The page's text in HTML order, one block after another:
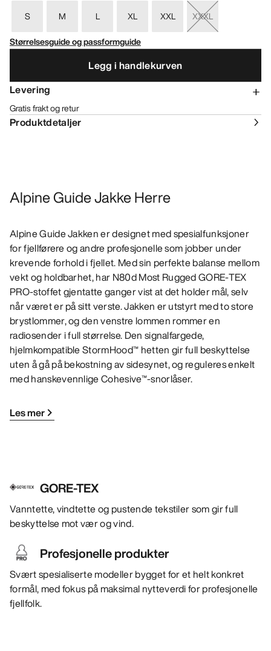
S M L XL XXL
XXXL
Størrelsesguide og passformguide
Legg i handlekurven
Levering
Gratis frakt og retur
Produktdetaljer
Alpine Guide Jakke Herre
Alpine Guide Jakken er designet med spesialfunksjoner
for fjellførere og andre profesjonelle som jobber under
krevende forhold i fjellet. Med sin perfekte balanse mellom
vekt og holdbarhet, har N80d Most Rugged GORE-TEX
PRO-stoffet gjentatte ganger vist at det holder mål, selv
når været er på sitt verste. Jakken er utstyrt med to store
brystlommer, og den venstre lommen rommer en
radiosender i full størrelse. Den signalfargede,
hjelmkompatible StormHood™ hetten gir full beskyttelse
uten å gå på bekostning av sidesynet, og reguleres enkelt
med hanskevennlige Cohesive™-snorlåser.
Les mer
GORE-TEX
Vanntette, vindtette og pustende tekstiler som gir full
beskyttelse mot vær og vind.
Profesjonelle produkter
Svært spesialiserte modeller bygget for et helt konkret
formål, med fokus på maksimal nytteverdi for profesjonelle
fjellfolk.